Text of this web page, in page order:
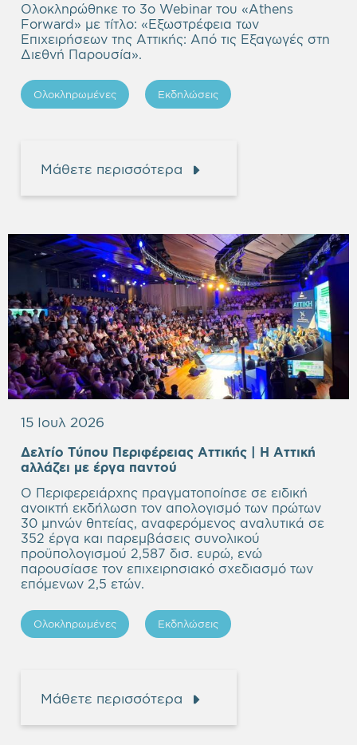
Ολοκληρώθηκε το 3ο Webinar του «Athens
Forward» με τίτλο: «Εξωστρέφεια των
Επιχειρήσεων της Αττικής: Από τις Εξαγωγές στη
Διεθνή Παρουσία».
Ολοκληρωμένες Εκδηλώσεις
Μάθετε περισσότερα
15 Ιουλ 2026
Δελτίο Τύπου Περιφέρειας Αττικής | Η Αττική
αλλάζει με έργα παντού
Ο Περιφερειάρχης πραγματοποίησε σε ειδική
ανοικτή εκδήλωση τον απολογισμό των πρώτων
30 μηνών θητείας, αναφερόμενος αναλυτικά σε
352 έργα και παρεμβάσεις συνολικού
προϋπολογισμού 2,587 δισ. ευρώ, ενώ
παρουσίασε τον επιχειρησιακό σχεδιασμό των
επόμενων 2,5 ετών.
Ολοκληρωμένες Εκδηλώσεις
Μάθετε περισσότερα